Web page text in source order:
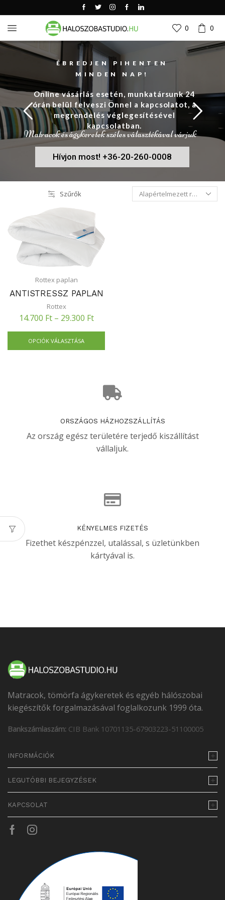
0 0
ÉBREDJEN PIHENTEN
MINDEN NAP!
Matracok és ágykeretek széles választékával várjuk
Online vásárlás esetén, munkatársunk 24
órán belül felveszi Önnel a kapcsolatot, a
megrendelés véglegesítésével
kapcsolatban.
Hívjon most! +36-20-260-0008
Szűrők
Rottex paplan
ANTISTRESSZ PAPLAN
Rottex
14.700 Ft– 29.300 Ft
OPCIÓK VÁLASZTÁSA
ORSZÁGOS HÁZHOZSZÁLLÍTÁS
Az ország egész területére terjedő kiszállítást
vállaljuk.
KÉNYELMES FIZETÉS
Fizethet készpénzzel, utalással, s üzletünkben
kártyával is.
Matracok, tömörfa ágykeretek és egyéb hálószobai
kiegészítők forgalmazásával foglalkozunk 1999 óta.
Bankszámlaszám: CIB Bank 10701135-67903223-51100005
INFORMÁCIÓK
LEGUTÓBBI BEJEGYZÉSEK
KAPCSOLAT
FacebookInstagram